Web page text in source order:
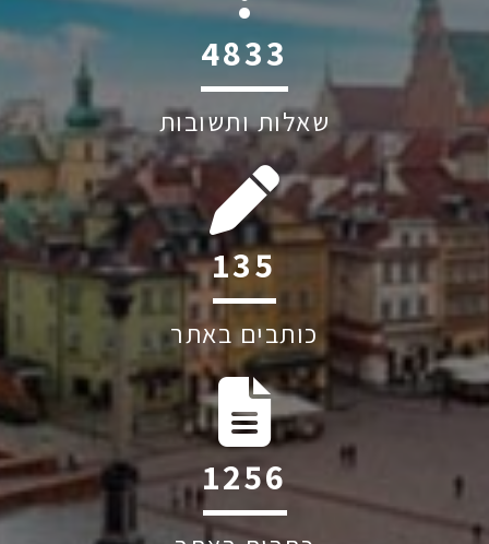
6045
שאלות ותשובות
193
כותבים באתר
1798